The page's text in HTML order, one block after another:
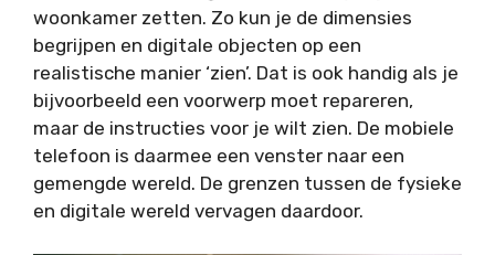
woonkamer zetten. Zo kun je de dimensies
begrijpen en digitale objecten op een
realistische manier ‘zien’. Dat is ook handig als je
bijvoorbeeld een voorwerp moet repareren,
maar de instructies voor je wilt zien. De mobiele
telefoon is daarmee een venster naar een
gemengde wereld. De grenzen tussen de fysieke
en digitale wereld vervagen daardoor.